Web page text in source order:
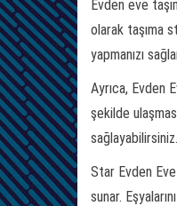
Evden eve
olarak taşıma
yapmanızı
Ayrıca, Evden
şekilde
sağlayabilirsiniz.
Star Evden
sunar.